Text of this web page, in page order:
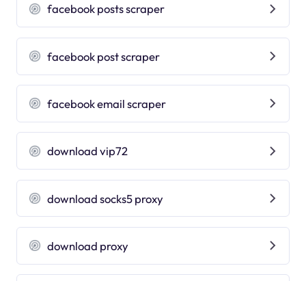
facebook posts scraper
facebook post scraper
facebook email scraper
download vip72
download socks5 proxy
download proxy